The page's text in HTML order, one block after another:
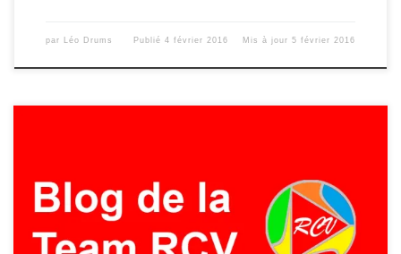
par Léo Drums Publié4 février 2016 Mis à jour5 février 2016
Regardez notre dernière vidéo StarCraft II +Loïc Drums (Loïc
D. RCV)​ VS +дlеX RCV​ Pour passer l’intro mettez la vidéo a
3:50